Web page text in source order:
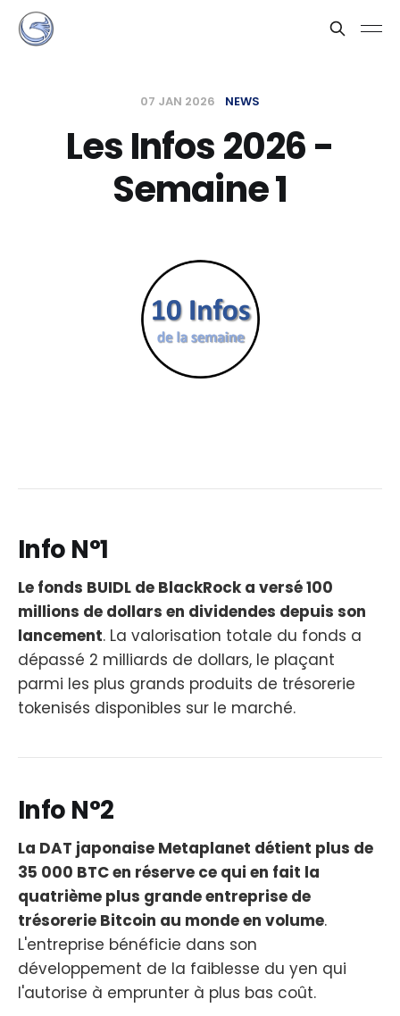
07 JAN 2026 NEWS
Les Infos 2026 -
Semaine 1
Info N°1
Le fonds BUIDL de BlackRock a versé 100
millions de dollars en dividendes depuis son
lancement. La valorisation totale du fonds a
dépassé 2 milliards de dollars, le plaçant
parmi les plus grands produits de trésorerie
tokenisés disponibles sur le marché.
Info N°2
La DAT japonaise Metaplanet détient plus de
35 000 BTC en réserve ce qui en fait la
quatrième plus grande entreprise de
trésorerie Bitcoin au monde en volume.
L'entreprise bénéficie dans son
développement de la faiblesse du yen qui
l'autorise à emprunter à plus bas coût.